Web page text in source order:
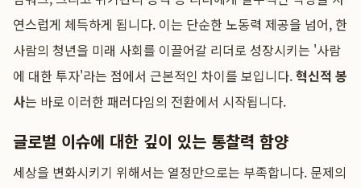
연스럽게 체득하게 됩니다. 이는 단순한 노동력 제공을 넘어, 한
사람의 청년을 미래 사회를 이끌어갈 리더로 성장시키는 '사람
에 대한 투자'라는 점에서 근본적인 차이를 보입니다.혁신적 봉
사는 바로 이러한 패러다임의 전환에서 시작됩니다.
글로벌 이슈에 대한 깊이 있는 통찰력 함양
세상을 변화시키기 위해서는 열정만으로는 부족합니다. 문제의